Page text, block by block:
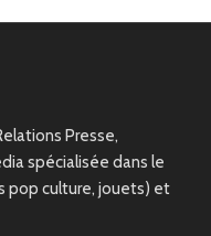
Presse,
spécialisée dans le
pop culture, jouets) et